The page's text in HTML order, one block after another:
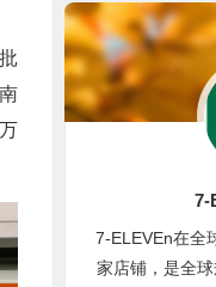
7-
7-ELEVEn在全
家店铺，是全